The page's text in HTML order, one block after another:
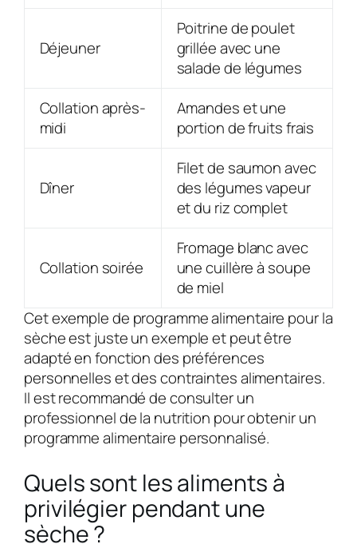
Déjeuner
Poitrine de poulet
grillée avec une
salade de légumes
Collation après-
midi
Amandes et une
portion de fruits frais
Dîner
Filet de saumon avec
des légumes vapeur
et du riz complet
Collation soirée
Fromage blanc avec
une cuillère à soupe
de miel
Cet exemple de programme alimentaire pour la
sèche est juste un exemple et peut être
adapté en fonction des préférences
personnelles et des contraintes alimentaires.
Il est recommandé de consulter un
professionnel de la nutrition pour obtenir un
programme alimentaire personnalisé.
Quels sont les aliments à
privilégier pendant une
sèche ?